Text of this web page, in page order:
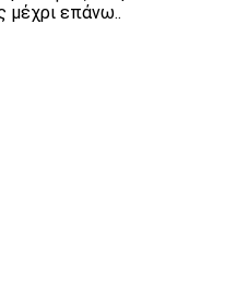
μέχρι επάνω..